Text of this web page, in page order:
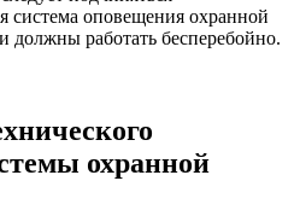
система оповещения охранной
должны работать бесперебойно.
охранной